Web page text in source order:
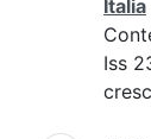
Italia
Iss